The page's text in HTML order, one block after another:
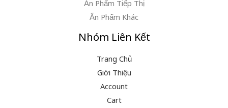
Ấn Phẩm Tiếp Thị
Ấn Phẩm Khác
Nhóm Liên Kết
Trang Chủ
Giới Thiệu
Account
Cart